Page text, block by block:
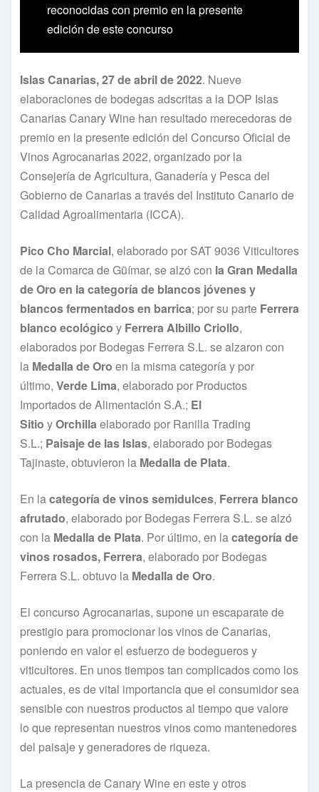
reconocidas con premio en la presente
edición de este concurso
Islas Canarias, 27 de abril de 2022. Nueve
elaboraciones de bodegas adscritas a la DOP Islas
Canarias Canary Wine han resultado merecedoras de
premio en la presente edición del Concurso Oficial de
Vinos Agrocanarias 2022, organizado por la
Consejería de Agricultura, Ganadería y Pesca del
Gobierno de Canarias a través del Instituto Canario de
Calidad Agroalimentaria (ICCA).
Pico Cho Marcial, elaborado por SAT 9036 Viticultores
de la Comarca de Güímar, se alzó con la Gran Medalla
de Oro en la categoría de blancos jóvenes y
blancos fermentados en barrica; por su parte Ferrera
blanco ecológico y Ferrera Albillo Criollo,
elaborados por Bodegas Ferrera S.L. se alzaron con
la Medalla de Oro en la misma categoría y por
último, Verde Lima, elaborado por Productos
Importados de Alimentación S.A.; El
Sitio yOrchillaelaborado por Ranilla Trading
S.L.; Paisaje de las Islas, elaborado por Bodegas
Tajinaste, obtuvieron la Medalla de Plata.
En lacategoría de vinos semidulces, Ferrera blanco
afrutado, elaborado por Bodegas Ferrera S.L. se alzó
con la Medalla de Plata. Por último, en lacategoría de
vinos rosados, Ferrera, elaborado por Bodegas
Ferrera S.L. obtuvo la Medalla de Oro.
El concurso Agrocanarias, supone un escaparate de
prestigio para promocionar los vinos de Canarias,
poniendo en valor el esfuerzo de bodegueros y
viticultores. En unos tiempos tan complicados como los
actuales, es de vital importancia que el consumidor sea
sensible con nuestros productos al tiempo que valore
lo que representan nuestros vinos como mantenedores
del paisaje y generadores de riqueza.
La presencia de Canary Wine en este y otros